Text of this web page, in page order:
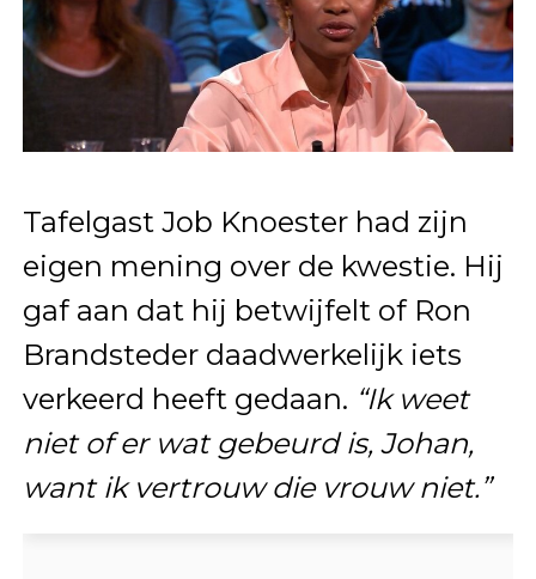
Tafelgast Job Knoester had zijn
eigen mening over de kwestie. Hij
gaf aan dat hij betwijfelt of Ron
Brandsteder daadwerkelijk iets
verkeerd heeft gedaan. “Ik weet
niet of er wat gebeurd is, Johan,
want ik vertrouw die vrouw niet.”